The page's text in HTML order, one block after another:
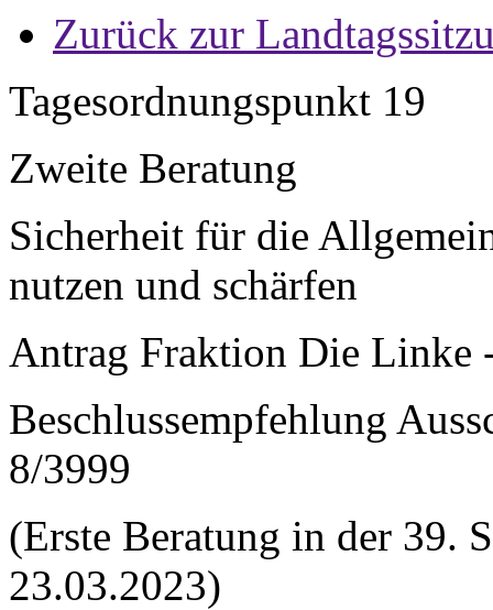
Zurück zur
Tagesordnungspunkt 19
Zweite Beratung
Sicherheit für die
nutzen und schärfen
Antrag Fraktion Die Linke
Beschlussempfehlung
8/3999
(Erste Beratung in der 39.
23.03.2023)